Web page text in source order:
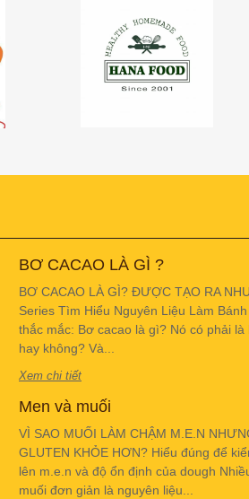
BƠ CACAO LÀ GÌ ?
BƠ CACAO LÀ GÌ? ĐƯỢC TẠO RA
Series Tìm Hiểu Nguyên Liệu Làm
thắc mắc: Bơ cacao là gì? Nó có phải
hay không? Và...
Xem chi tiết
Men và muối
VÌ SAO MUỐI LÀM CHẬM M.E.N
GLUTEN KHỎE HƠN? Hiểu đúng để
lên m.e.n và độ ổn định của dough
muối đơn giản là nguyên liệu...